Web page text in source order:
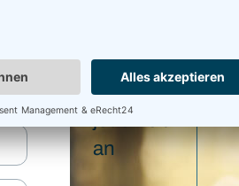
Sie uns
gerne
jederzeit
an